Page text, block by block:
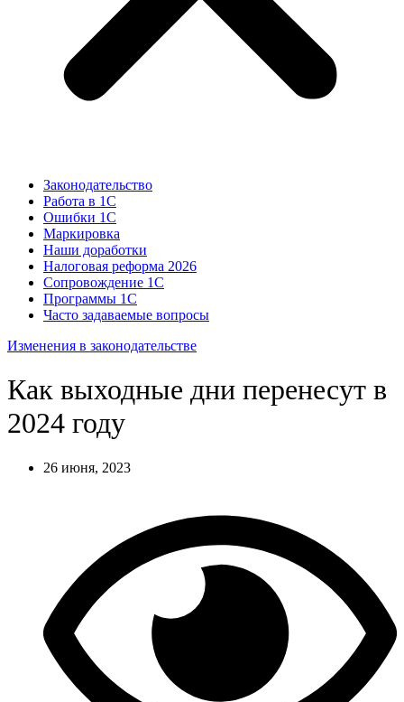
Законодательство
Работа в 1С
Ошибки 1С
Маркировка
Наши доработки
Налоговая реформа 2026
Сопровождение 1С
Программы 1С
Часто задаваемые вопросы
Изменения в законодательстве
Как выходные дни перенесут в
2024 году
26 июня, 2023